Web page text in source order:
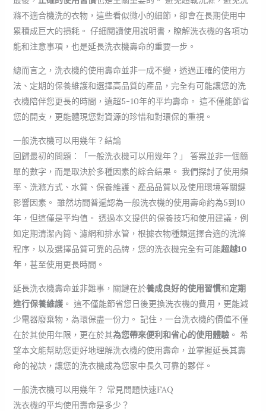
滌不適合機洗的衣物，這些看似微小的細節，卻會在長期使用中
累積成巨大的損耗。 仔細閱讀使用說明書，瞭解洗衣機的各項功
能和注意事項，也是延長洗衣機壽命的重要一步。
總而言之，洗衣機的使用壽命並非一成不變，透過正確的使用方
法、定期的保養維護和選擇高品質的產品，完全有可能讓您的洗
衣機陪伴您更長的時間，遠超5-10年的平均壽命。 這不僅能節省
您的開支，更能體現您對資源的珍惜和對環保的重視。
一般洗衣機可以用幾年？結論
回歸最初的問題：「一般洗衣機可以用幾年？」 答案並非一個簡
單的數字，而是取決於多種因素的綜合結果。 我們探討了使用頻
率、洗滌方式、水質、保養維護、產品品質以及使用環境等關鍵
影響因素。 雖然坊間普遍認為一般洗衣機的使用壽命約為5到10
年，但這僅是平均值。 透過本文提供的保養技巧和使用建議，例
如定期清潔內筒、濾網和排水管，根據衣物種類選擇合適的洗滌
程序，以及選擇品質可靠的品牌，您的洗衣機完全有可能超越10
年，甚至使用更長時間。
延長洗衣機壽命並非難事，關鍵在於養成良好的使用習慣和定期
進行保養維護。 這不僅能節省您日後更換洗衣機的費用，更能減
少電器廢棄物，為環保盡一份力。 記住，一台洗衣機的價值不僅
在於其使用年限，更在於其為您帶來便利和省心的使用體驗。 希
望本文能幫助您更好地理解洗衣機的使用壽命，並掌握延長其壽
命的祕訣，讓您的洗衣機成為您家中長久可靠的夥伴。
一般洗衣機可以用幾年？ 常見問題快速FAQ
洗衣機的平均使用壽命是多少？